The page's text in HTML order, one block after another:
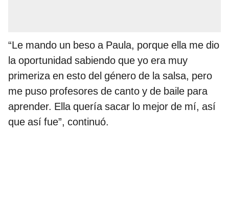
“Le mando un beso a Paula, porque ella me dio
la oportunidad sabiendo que yo era muy
primeriza en esto del género de la salsa, pero
me puso profesores de canto y de baile para
aprender. Ella quería sacar lo mejor de mí, así
que así fue”, continuó.